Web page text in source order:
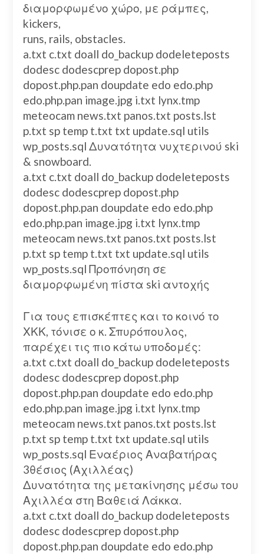
διαμορφωμένο χώρο, με ράμπες,
kickers,
runs, rails, obstacles.
a.txt c.txt doall do_backup dodeleteposts
dodesc dodescprep dopost.php
dopost.php.pan doupdate edo edo.php
edo.php.pan image.jpg i.txt lynx.tmp
meteocam news.txt panos.txt posts.lst
p.txt sp temp t.txt txt update.sql utils
wp_posts.sql Δυνατότητα νυχτερινού ski
& snowboard.
a.txt c.txt doall do_backup dodeleteposts
dodesc dodescprep dopost.php
dopost.php.pan doupdate edo edo.php
edo.php.pan image.jpg i.txt lynx.tmp
meteocam news.txt panos.txt posts.lst
p.txt sp temp t.txt txt update.sql utils
wp_posts.sql Προπόνηση σε
διαμορφωμένη πίστα ski αντοχής
Για τους επισκέπτες και το κοινό το
ΧΚΚ, τόνισε ο κ. Σπυρόπουλος,
παρέχει τις πιο κάτω υποδομές:
a.txt c.txt doall do_backup dodeleteposts
dodesc dodescprep dopost.php
dopost.php.pan doupdate edo edo.php
edo.php.pan image.jpg i.txt lynx.tmp
meteocam news.txt panos.txt posts.lst
p.txt sp temp t.txt txt update.sql utils
wp_posts.sql Εναέριος Αναβατήρας
3θέσιος (Αχιλλέας)
Δυνατότητα της μετακίνησης μέσω του
Αχιλλέα στη Βαθειά Λάκκα.
a.txt c.txt doall do_backup dodeleteposts
dodesc dodescprep dopost.php
dopost.php.pan doupdate edo edo.php